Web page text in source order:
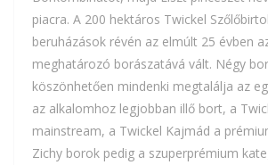
piacra. A 200 hektáros Twickel
beruházások révén az elmúlt 25 évben
meghatározó borászatává vált. Négy
köszönhetően mindenki megtalálja az
az alkalomhoz legjobban illő bort, a
mainstream, a Twickel Kajmád a
Zichy borok pedig a szuperprémium